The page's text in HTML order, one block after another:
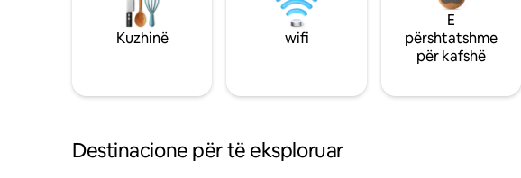
Kuzhinë wifi
E
përshtatshme
për kafshë
Destinacione për të eksploruar